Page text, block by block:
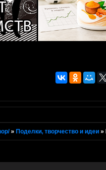
» Поделки, творчество и идеи »